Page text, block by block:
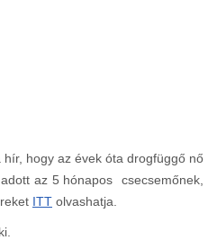
hogy az évek óta drogfüggő nő
az 5 hónapos csecsemőnek,
ITT olvashatja.